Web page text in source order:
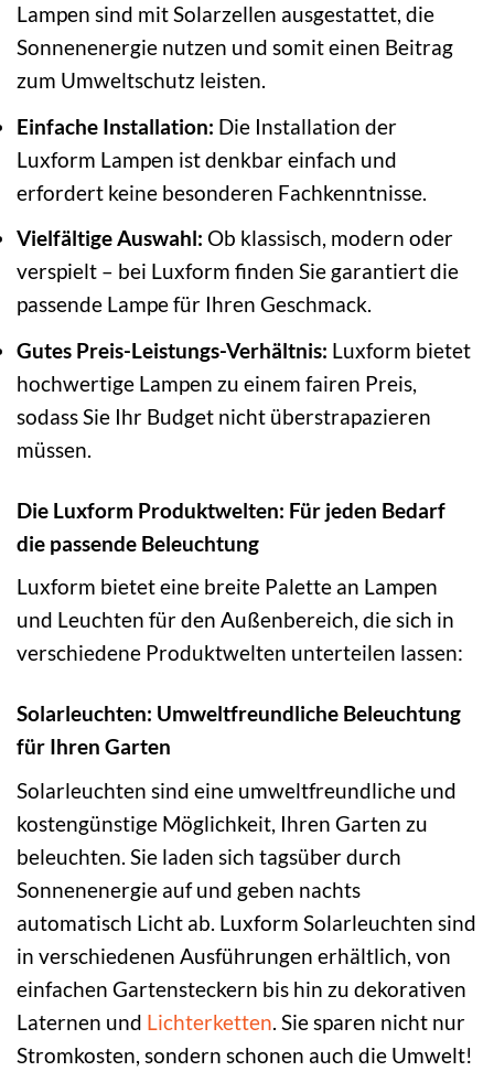
Lampen sind mit Solarzellen ausgestattet, die
Sonnenenergie nutzen und somit einen Beitrag
zum Umweltschutz leisten.
Einfache Installation: Die Installation der
Luxform Lampen ist denkbar einfach und
erfordert keine besonderen Fachkenntnisse.
Vielfältige Auswahl: Ob klassisch, modern oder
verspielt – bei Luxform finden Sie garantiert die
passende Lampe für Ihren Geschmack.
Gutes Preis-Leistungs-Verhältnis: Luxform bietet
hochwertige Lampen zu einem fairen Preis,
sodass Sie Ihr Budget nicht überstrapazieren
müssen.
Die Luxform Produktwelten: Für jeden Bedarf
die passende Beleuchtung
Luxform bietet eine breite Palette an Lampen
und Leuchten für den Außenbereich, die sich in
verschiedene Produktwelten unterteilen lassen:
Solarleuchten: Umweltfreundliche Beleuchtung
für Ihren Garten
Solarleuchten sind eine umweltfreundliche und
kostengünstige Möglichkeit, Ihren Garten zu
beleuchten. Sie laden sich tagsüber durch
Sonnenenergie auf und geben nachts
automatisch Licht ab. Luxform Solarleuchten sind
in verschiedenen Ausführungen erhältlich, von
einfachen Gartensteckern bis hin zu dekorativen
Laternen und Lichterketten. Sie sparen nicht nur
Stromkosten, sondern schonen auch die Umwelt!